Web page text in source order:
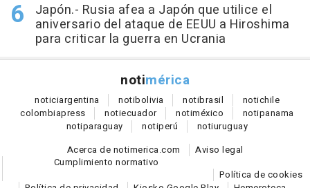
Japón.- Rusia afea a Japón que utilice el
aniversario del ataque de EEUU a Hiroshima
para criticar la guerra en Ucrania
notimérica
noticiargentina notibolivia notibrasil notichile
colombiapress notiecuador notiméxico notipanama
notiparaguay notiperú notiuruguay
Acerca de notimerica.com
Aviso legal
Cumplimiento normativo
Política de cookies